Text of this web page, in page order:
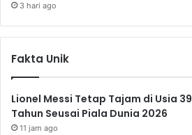
3 hari ago
Fakta Unik
Lionel Messi Tetap Tajam di Usia 39
Tahun Seusai Piala Dunia 2026
11 jam ago